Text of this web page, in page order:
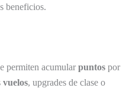
beneficios.
permiten acumular puntos por
vuelos, upgrades de clase o